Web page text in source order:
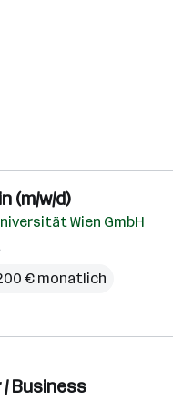
(m/w/d)
Wien GmbH
€ monatlich
/ Business